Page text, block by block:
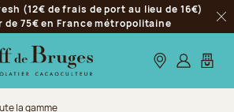
(12€ de frais de port au lieu de 16€)
75€ en France métropolitaine
Nos boutiques
S’identifier
Mon
la gamme